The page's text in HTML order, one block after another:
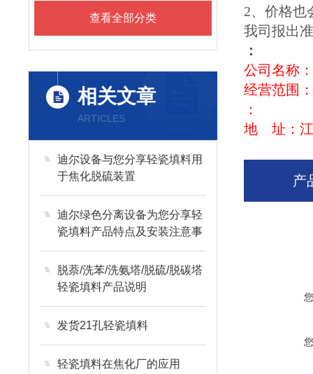
查看全部分类
相关文章
ARTICLES
迪尔设备与您分享轻瓷填料用
于焦化脱硫装置
迪尔绿色分离设备为您分享轻
瓷填料产品特点及安装注意事
项
脱萘/洗苯/洗氨塔/脱硫/脱碳塔
轻瓷填料产品说明
发货21孔轻瓷填料
轻瓷填料在焦化厂的应用
2、价格也
我司报出
：
公司名称
经营范围
：
地 址：江
产